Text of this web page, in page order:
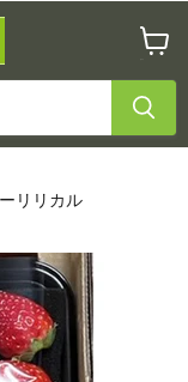
ー
ト
を
見
リリカル